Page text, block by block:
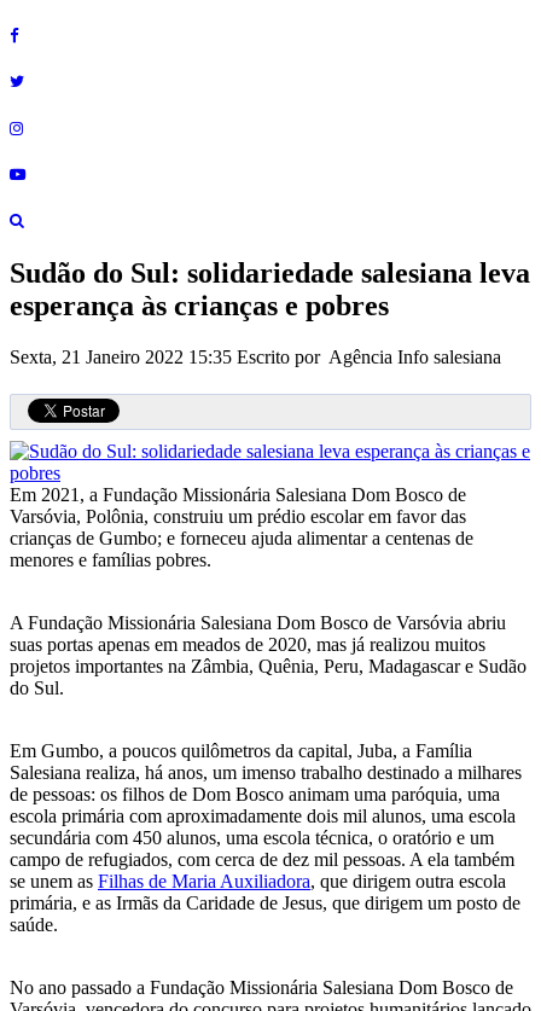
Sudão do Sul: solidariedade salesiana leva
esperança às crianças e pobres
Sexta, 21 Janeiro 2022 15:35 Escrito por Agência Info salesiana
Em 2021, a Fundação Missionária Salesiana Dom Bosco de
Varsóvia, Polônia, construiu um prédio escolar em favor das
crianças de Gumbo; e forneceu ajuda alimentar a centenas de
menores e famílias pobres.
A Fundação Missionária Salesiana Dom Bosco de Varsóvia abriu
suas portas apenas em meados de 2020, mas já realizou muitos
projetos importantes na Zâmbia, Quênia, Peru, Madagascar e Sudão
do Sul.
Em Gumbo, a poucos quilômetros da capital, Juba, a Família
Salesiana realiza, há anos, um imenso trabalho destinado a milhares
de pessoas: os filhos de Dom Bosco animam uma paróquia, uma
escola primária com aproximadamente dois mil alunos, uma escola
secundária com 450 alunos, uma escola técnica, o oratório e um
campo de refugiados, com cerca de dez mil pessoas. A ela também
se unem as Filhas de Maria Auxiliadora, que dirigem outra escola
primária, e as Irmãs da Caridade de Jesus, que dirigem um posto de
saúde.
No ano passado a Fundação Missionária Salesiana Dom Bosco de